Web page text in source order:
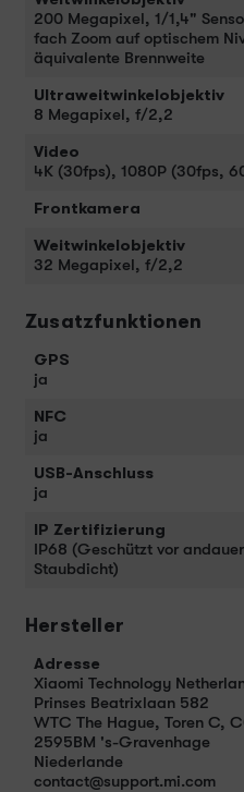
200 Megapixel, 1/1,4"
fach Zoom auf optischem
äquivalente Brennweite
Ultraweitwinkelobjektiv
8 Megapixel, f/2,2
Video
4K (30fps), 1080P (30fps,
Frontkamera
Weitwinkelobjektiv
32 Megapixel, f/2,2
Zusatzfunktionen
GPS
ja
NFC
ja
USB-Anschluss
ja
IP Zertifizierung
IP68 (Geschützt vor
Staubdicht)
Hersteller
Adresse
Xiaomi Technology
Prinses Beatrixlaan 582
WTC The Hague, Toren C,
2595BM 's-Gravenhage
Niederlande
contact@support.mi.com